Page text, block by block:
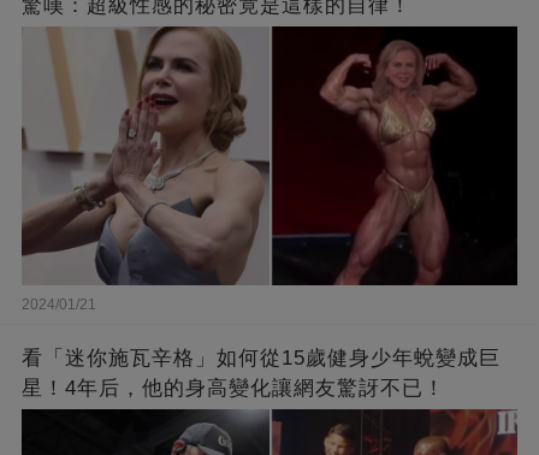
驚嘆：超級性感的秘密竟是這樣的自律！
2024/01/21
看「迷你施瓦辛格」如何從15歲健身少年蛻變成巨
星！4年后，他的身高變化讓網友驚訝不已！